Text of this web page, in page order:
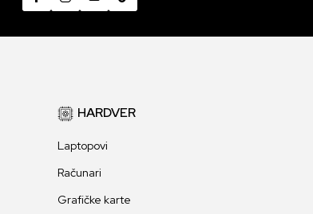
HARDVER
Laptopovi
Računari
Grafičke karte